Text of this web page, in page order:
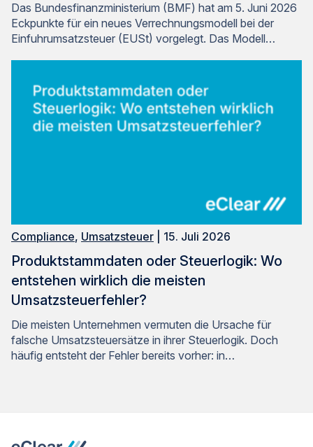
Das Bundesfinanzministerium (BMF) hat am 5. Juni 2026
Eckpunkte für ein neues Verrechnungsmodell bei der
Einfuhrumsatzsteuer (EUSt) vorgelegt. Das Modell…
Compliance, Umsatzsteuer | 15. Juli 2026
Produktstammdaten oder Steuerlogik: Wo
entstehen wirklich die meisten
Umsatzsteuerfehler?
Die meisten Unternehmen vermuten die Ursache für
falsche Umsatzsteuersätze in ihrer Steuerlogik. Doch
häufig entsteht der Fehler bereits vorher: in…